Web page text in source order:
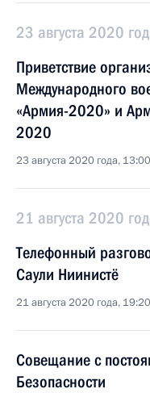
23 августа 2020
Приветствие
Международного
«Армия-2020» и
2020
23 августа 2020 года, 13:00
21 августа 2020
Телефонный
Саули Ниинистё
21 августа 2020 года, 19:20
Совещание с
Безопасности